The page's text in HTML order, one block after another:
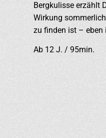
Bergkulisse erzählt
Wirkung
zu finden ist – eben
Ab 12 J. / 95min.